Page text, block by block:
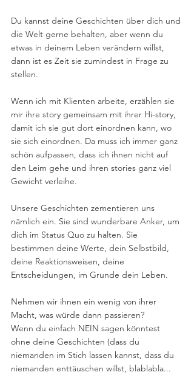
Du kannst deine Geschichten über dich und
die Welt gerne behalten, aber wenn du
etwas in deinem Leben verändern willst,
dann ist es Zeit sie zumindest in Frage zu
stellen.
Wenn ich mit Klienten arbeite, erzählen sie
mir ihre story gemeinsam mit ihrer Hi-story,
damit ich sie gut dort einordnen kann, wo
sie sich einordnen. Da muss ich immer ganz
schön aufpassen, dass ich ihnen nicht auf
den Leim gehe und ihren stories ganz viel
Gewicht verleihe.
Unsere Geschichten zementieren uns
nämlich ein. Sie sind wunderbare Anker, um
dich im Status Quo zu halten. Sie
bestimmen deine Werte, dein Selbstbild,
deine Reaktionsweisen, deine
Entscheidungen, im Grunde dein Leben.
Nehmen wir ihnen ein wenig von ihrer
Macht, was würde dann passieren?
Wenn du einfach NEIN sagen könntest
ohne deine Geschichten (dass du
niemanden im Stich lassen kannst, dass du
niemanden enttäuschen willst, blablabla...